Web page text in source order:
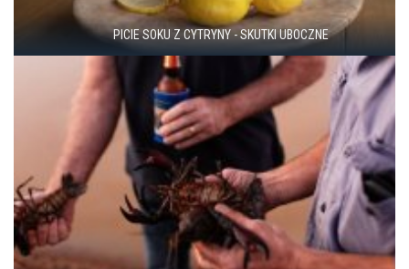
PICIE SOKU Z CYTRYNY - SKUTKI UBOCZNE